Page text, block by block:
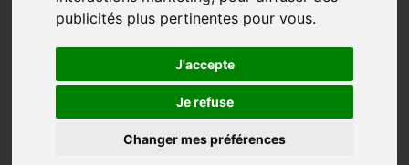
publicités plus pertinentes pour vous.
J'accepte
Je refuse
Changer mes préférences
TYPE D'ANNONCE